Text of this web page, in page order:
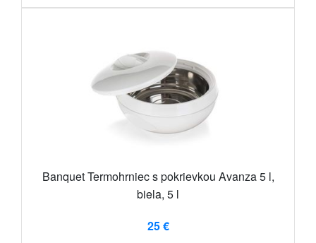
Banquet Termohrniec s pokrievkou Avanza 5 l,
biela, 5 l
25 €